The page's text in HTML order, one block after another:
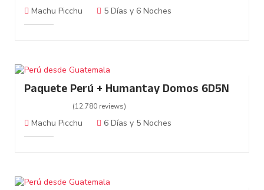
Machu Picchu 5 Días y 6 Noches
Paquete Perú + Humantay Domos 6D5N
(12,780 reviews)
Machu Picchu 6 Días y 5 Noches